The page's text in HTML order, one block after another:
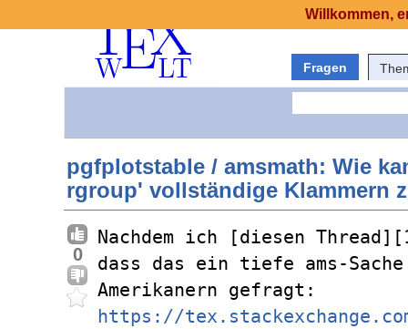
Fragen
pgfplotstable / amsmath: Wie
rgroup' vollständige Klammern
0
Nachdem ich [diesen
dass das ein tiefe ams-
https://
Willkommen,